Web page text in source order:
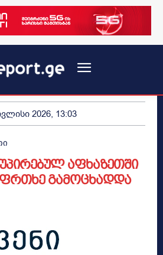
2026, 13:03
აფხაზეთში
გამოცხადდა